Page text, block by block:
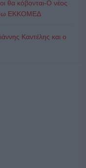
θα κόβονται-Ο νέος
ΕΚΚΟΜΕΔ
Καντέλης και ο